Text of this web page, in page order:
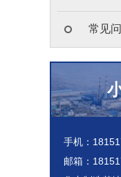
常见
手机：
邮箱：